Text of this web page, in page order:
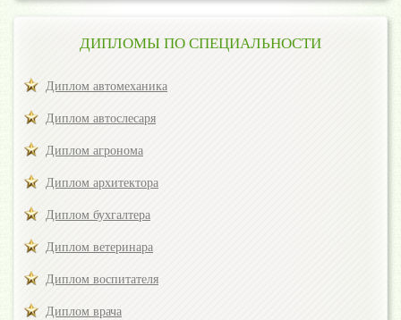
ДИПЛОМЫ ПО СПЕЦИАЛЬНОСТИ
Диплом автомеханика
Диплом автослесаря
Диплом агронома
Диплом архитектора
Диплом бухгалтера
Диплом ветеринара
Диплом воспитателя
Диплом врача